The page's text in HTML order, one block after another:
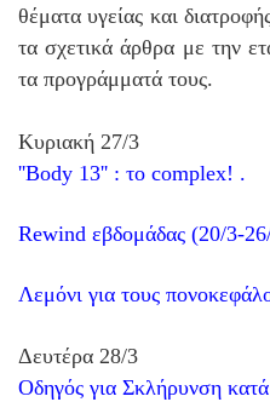
θέματα υγείας και
τα σχετικά άρθρα με την
τα προγράμματά τους.
Κυριακή 27/3
''Body 13'' : το complex! .
Rewind εβδομάδας (20/3-
Λεμόνι για τους
Δευτέρα 28/3
Οδηγός για Σκλήρυνση